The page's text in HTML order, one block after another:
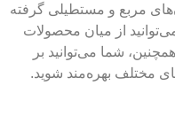
مربع و مستطیلی گرفته
از میان محصولات
شما می‌توانید بر
مختلف بهره‌مند شوید.